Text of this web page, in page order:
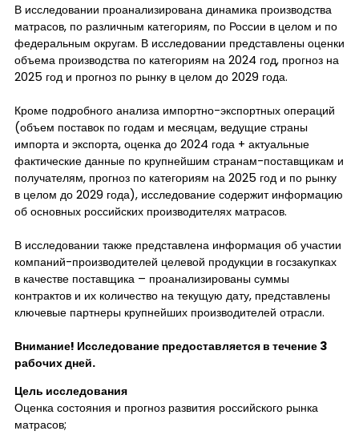
В исследовании проанализирована динамика производства
матрасов, по различным категориям, по России в целом и по
федеральным округам. В исследовании представлены оценки
объема производства по категориям на 2024 год, прогноз на
2025 год и прогноз по рынку в целом до 2029 года.
Кроме подробного анализа импортно-экспортных операций
(объем поставок по годам и месяцам, ведущие страны
импорта и экспорта, оценка до 2024 года + актуальные
фактические данные по крупнейшим странам-поставщикам и
получателям, прогноз по категориям на 2025 год и по рынку
в целом до 2029 года), исследование содержит информацию
об основных российских производителях матрасов.
В исследовании также представлена информация об участии
компаний-производителей целевой продукции в госзакупках
в качестве поставщика – проанализированы суммы
контрактов и их количество на текущую дату, представлены
ключевые партнеры крупнейших производителей отрасли.
Внимание! Исследование предоставляется в течение 3
рабочих дней.
Цель исследования
Оценка состояния и прогноз развития российского рынка
матрасов;